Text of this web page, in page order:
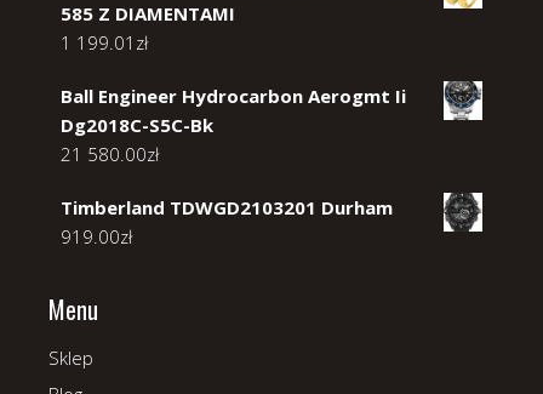
585 Z DIAMENTAMI
1 199.01 zł
Ball Engineer Hydrocarbon Aerogmt Ii
Dg2018C-S5C-Bk
21 580.00zł
Timberland TDWGD2103201 Durham
919.00zł
Menu
Sklep